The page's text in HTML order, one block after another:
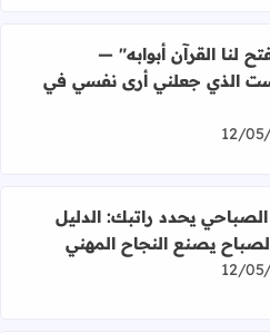
لنا القرآن أبوابه" — البودكاست
لنا القرآن أبوابه" —
الذي جعلني أرى نفسي في
12/
الصباحي يحدد راتبك: الدليل العلمي
يحدد راتبك: الدليل
يصنع النجاح المهني
12/